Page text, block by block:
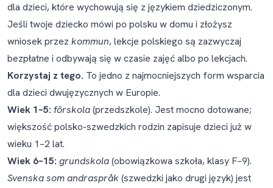
dla dzieci, które wychowują się z językiem dziedziczonym.
Jeśli twoje dziecko mówi po polsku w domu i złożysz
wniosek przez kommun, lekcje polskiego są zazwyczaj
bezpłatne i odbywają się w czasie zajęć albo po lekcjach.
Korzystaj z tego. To jedno z najmocniejszych form wsparcia
dla dzieci dwujęzycznych w Europie.
Wiek 1–5: förskola(przedszkole). Jest mocno dotowane;
większość polsko-szwedzkich rodzin zapisuje dzieci już w
wieku 1–2 lat.
Wiek 6–15: grundskola(obowiązkowa szkoła, klasy F–9).
Svenska som andraspråk (szwedzki jako drugi język) jest